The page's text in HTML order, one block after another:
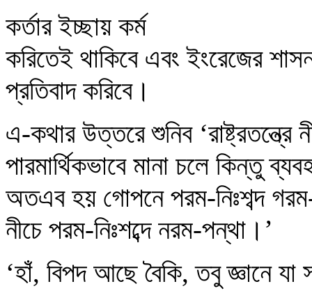
কর্তার ইচ্ছায় কর্ম
করিতেই থাকিবে এবং ইংরেজের
প্রতিবাদ করিবে।
এ-কথার উত্তরে শুনিব
পারমার্থিকভাবে মানা চলে কিন্তু
অতএব হয় গোপনে পরম-নিঃশব্দ
নীচে পরম-নিঃশব্দে নরম-পন্থা।’
‘হাঁ, বিপদ আছে বৈকি, তবু জ্ঞানে